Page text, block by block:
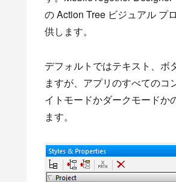
の Action Tree ビジュアル プ
供します。
デフォルトではテキスト、ボ
ますが、アプリのすべての
イトモードかダークモードか
ます。